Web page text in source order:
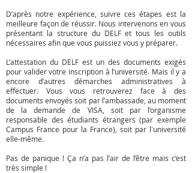
D’après notre expérience, suivre ces étapes est la
meilleure façon de réussir. Nous intervenons en vous
présentant la structure du DELF et tous les outils
nécessaires afin que vous puissiez vous y préparer.
L’attestation du DELF est un des documents exigés
pour valider votre inscription à l’université. Mais il y a
encore d’autres démarches administratives à
effectuer. Vous vous retrouverez face à des
documents envoyés soit par l’ambassade, au moment
de la demande de VISA, soit par l’organisme
responsable des étudiants étrangers (par exemple
Campus France pour la France), soit par l'université
elle-même.
Pas de panique ! Ça n’a pas l’air de l’être mais c’est
très simple !